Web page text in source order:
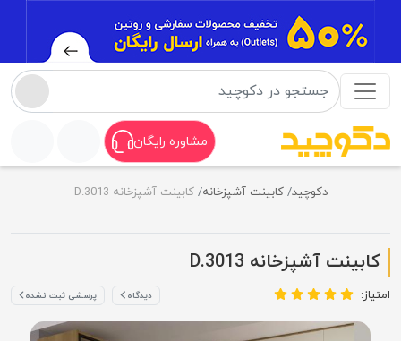
مشاوره رایگان
دکوچید کابینت آشپزخانه کابینت آشپزخانه D.3013
کابینت آشپزخانه D.3013
امتیاز: دیدگاه پرسشی ثبت نشده